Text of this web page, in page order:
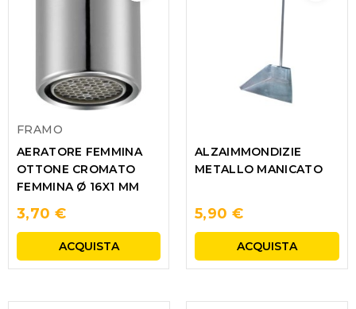
FRAMO
AERATORE FEMMINA
OTTONE CROMATO
FEMMINA Ø 16X1 MM
3,70 €
ACQUISTA
ALZAIMMONDIZIE
METALLO MANICATO
5,90 €
ACQUISTA